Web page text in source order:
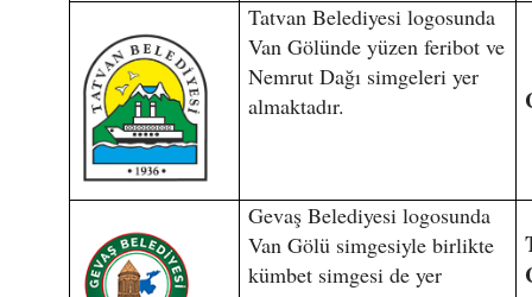
Tatvan Belediyesi logosunda
Van Gölünde yüzen feribot ve
Nemrut Dağı simgeleri yer
almaktadır.
Gevaş Belediyesi logosunda
Van Gölü simgesiyle birlikte
kümbet simgesi de yer